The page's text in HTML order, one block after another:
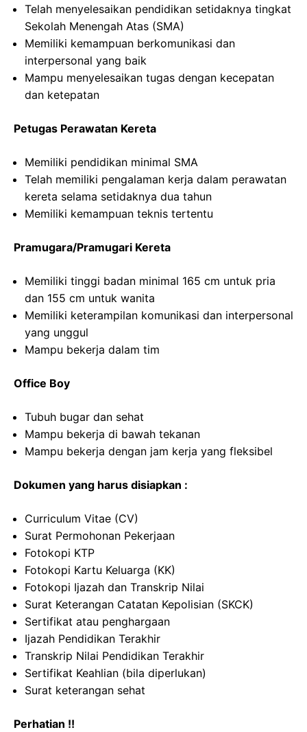
Telah menyelesaikan pendidikan setidaknya tingkat
Sekolah Menengah Atas (SMA)
Memiliki kemampuan berkomunikasi dan
interpersonal yang baik
Mampu menyelesaikan tugas dengan kecepatan
dan ketepatan
Petugas Perawatan Kereta
Memiliki pendidikan minimal SMA
Telah memiliki pengalaman kerja dalam perawatan
kereta selama setidaknya dua tahun
Memiliki kemampuan teknis tertentu
Pramugara/Pramugari Kereta
Memiliki tinggi badan minimal 165 cm untuk pria
dan 155 cm untuk wanita
Memiliki keterampilan komunikasi dan interpersonal
yang unggul
Mampu bekerja dalam tim
Office Boy
Tubuh bugar dan sehat
Mampu bekerja di bawah tekanan
Mampu bekerja dengan jam kerja yang fleksibel
Dokumen yang harus disiapkan :
Curriculum Vitae (CV)
Surat Permohonan Pekerjaan
Fotokopi KTP
Fotokopi Kartu Keluarga (KK)
Fotokopi Ijazah dan Transkrip Nilai
Surat Keterangan Catatan Kepolisian (SKCK)
Sertifikat atau penghargaan
Ijazah Pendidikan Terakhir
Transkrip Nilai Pendidikan Terakhir
Sertifikat Keahlian (bila diperlukan)
Surat keterangan sehat
Perhatian !!